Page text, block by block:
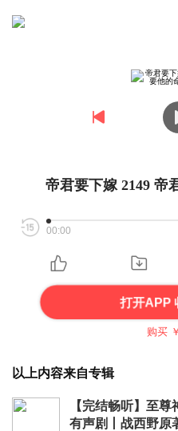
帝君要下嫁 2149 帝
00:00
打开APP
购买 ￥
以上内容来自专辑
【完结畅听】至
有声剧丨战西野原